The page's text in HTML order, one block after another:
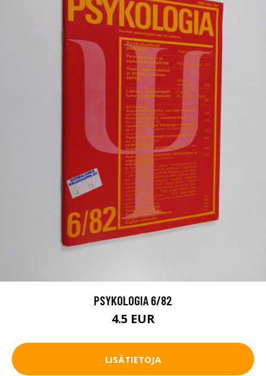
PSYKOLOGIA 6/82
4.5 EUR
LISÄTIETOJA